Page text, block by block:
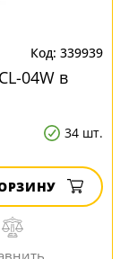
339939
04W в
34 шт.